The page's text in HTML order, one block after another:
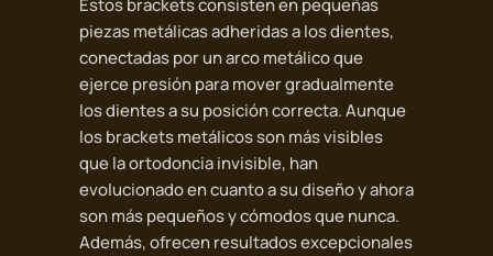
Estos brackets consisten en pequeñas
piezas metálicas adheridas a los dientes,
conectadas por un arco metálico que
ejerce presión para mover gradualmente
los dientes a su posición correcta. Aunque
los brackets metálicos son más visibles
que la ortodoncia invisible, han
evolucionado en cuanto a su diseño y ahora
son más pequeños y cómodos que nunca.
Además, ofrecen resultados excepcionales